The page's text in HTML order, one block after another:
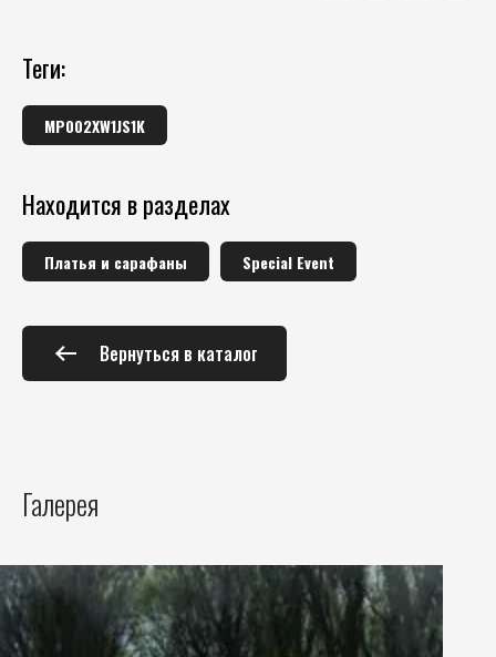
теги:
MP002XW1JS1K
Находится в разделах
Платья и сарафаны Special Event
Вернуться в каталог
Галерея